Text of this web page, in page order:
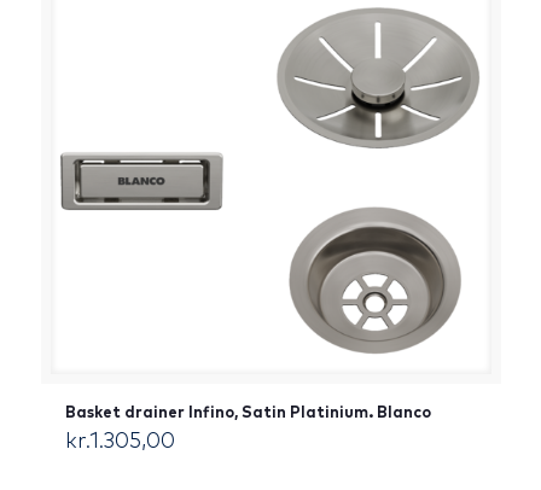
Basket drainer Infino, Satin Platinium. Blanco
kr.1.305,00